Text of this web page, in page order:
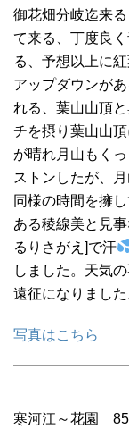
御花畑分岐迄来
て来る、丁度良
る、予想以上に
アップダウンが
れる、葉山山頂
チを摂り葉山山
が晴れ月山もく
ストンしたが、
同様の時間を擁し
ある稜線美と見
るりさがえ]で汗
しました。天気
遠征になりました
写真はこちら
寒河江～花